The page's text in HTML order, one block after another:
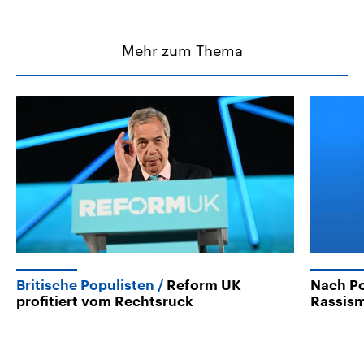
Mehr zum Thema
Britische Populisten
Reform UK
profitiert vom Rechtsruck
Nach